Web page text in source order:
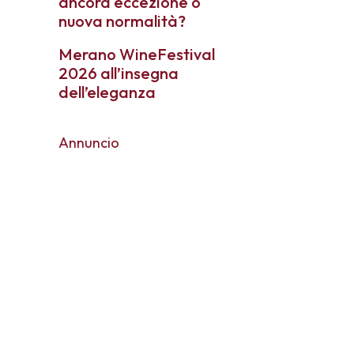
nuova normalità?
Merano WineFestival
2026 all’insegna
dell’eleganza
Annuncio